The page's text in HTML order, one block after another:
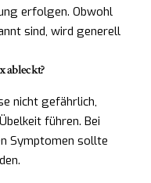
erfolgen. Obwohl
sind, wird generell
ableckt?
nicht gefährlich,
führen. Bei
Symptomen sollte